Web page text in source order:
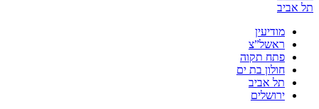
מודיעין
ראשל”צ
פתח תקוה
חולון בת ים
תל אביב
ירושלים